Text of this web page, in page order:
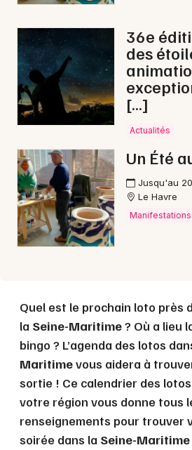
36e
des
[…]
Actualités
Un Été
Jusqu'au
Le Havre
Manifestations
Quel est le prochain loto près
la Seine-Maritime? Où a lieu
bingo ? L’agenda des lotos
Maritimevous aidera à
sortie ! Ce calendrier des
votre région vous donne tous
renseignements pour trouver
soirée dans la Seine-Maritime